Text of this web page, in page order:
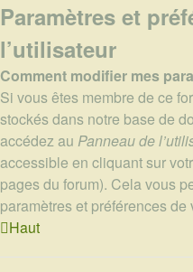
Paramètres et
l’utilisateur
Comment modifier mes
Si vous êtes membre de ce
stockés dans notre base de
accédez au Panneau de
accessible en cliquant sur
pages du forum). Cela vous
paramètres et préférences de
Haut